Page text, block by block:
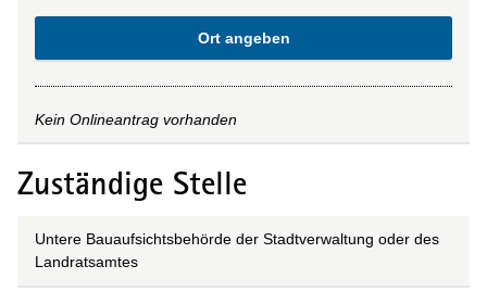
Ort angeben
Kein Onlineantrag vorhanden
Zuständige Stelle
Untere Bauaufsichtsbehörde der Stadtverwaltung oder des
Landratsamtes